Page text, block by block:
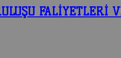
FALİYETLERİ